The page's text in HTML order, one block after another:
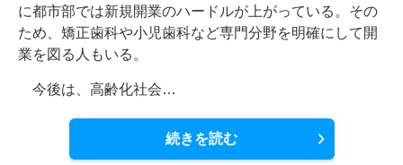
に都市部では新規開業のハードルが上がっている。その
ため、矯正歯科や小児歯科など専門分野を明確にして開
業を図る人もいる。
今後は、高齢化社会…
続きを読む